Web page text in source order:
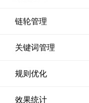
链轮管理
关键词管理
规则优化
效果统计